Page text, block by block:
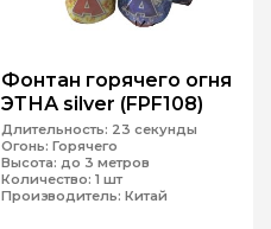
Фонтан горячего огня
ЭТНА silver (FPF108)
Длительность: 23 секунды
Огонь: Горячего
Высота: до 3 метров
Количество: 1 шт
Производитель: Китай